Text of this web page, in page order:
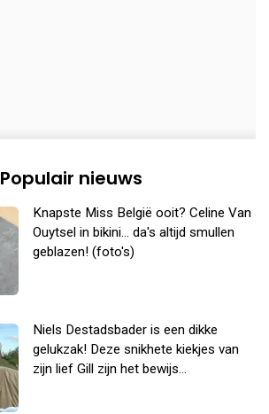
Populair nieuws
Knapste Miss België ooit? Celine Van
Ouytsel in bikini... da's altijd smullen
geblazen! (foto's)
Niels Destadsbader is een dikke
gelukzak! Deze snikhete kiekjes van
zijn lief Gill zijn het bewijs...